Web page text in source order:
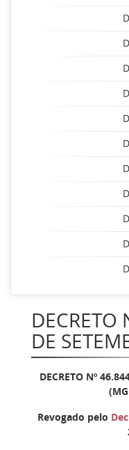
DECRETO
DE
DECRETO Nº
Revogado pelo